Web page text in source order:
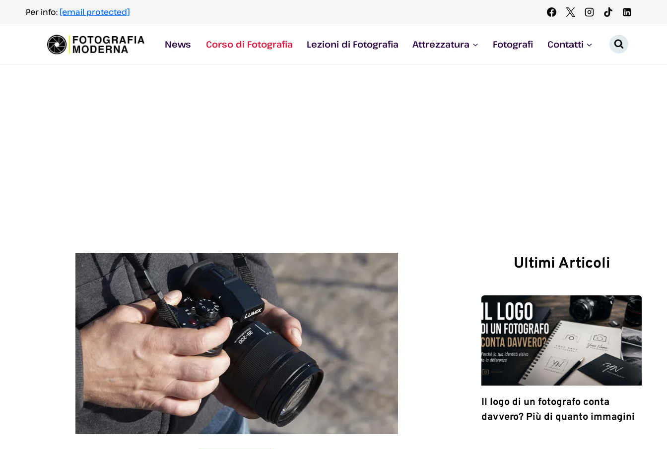
contenuto
Per info: [email protected]
News Corso di Fotografia Lezioni di Fotografia Attrezzatura Fotografi Contatti
Ultimi Articoli
Il logo di un fotografo conta
davvero? Più di quanto immagini